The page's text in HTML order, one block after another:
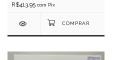
R$413,95 com Pix